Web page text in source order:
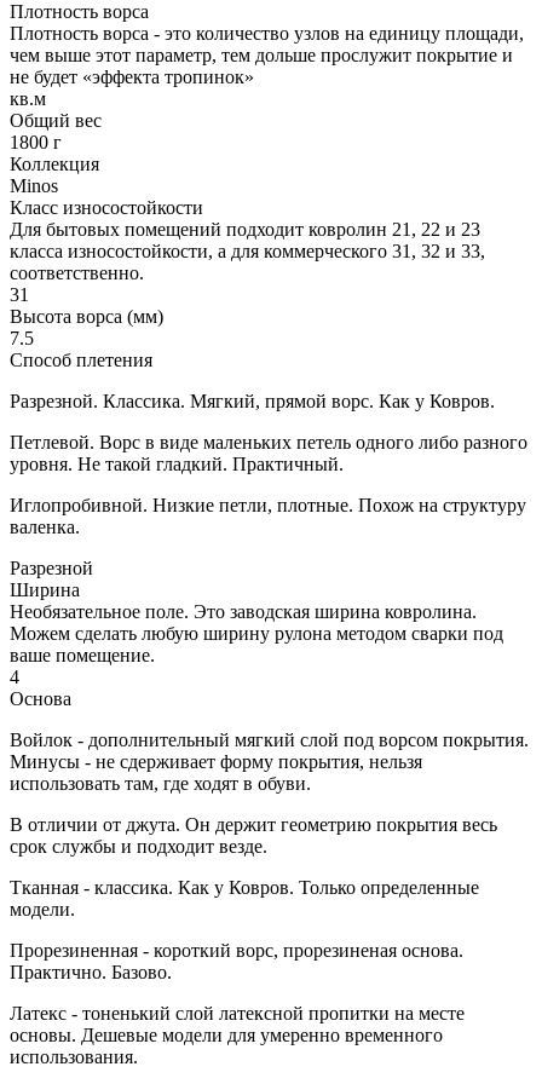
Плотность ворса
Плотность ворса - это количество узлов на единицу площади,
чем выше этот параметр, тем дольше прослужит покрытие и
не будет «эффекта тропинок»
кв.м
Общий вес
1800 г
Коллекция
Minos
Класс износостойкости
Для бытовых помещений подходит ковролин 21, 22 и 23
класса износостойкости, а для коммерческого 31, 32 и 33,
соответственно.
31
Высота ворса (мм)
7.5
Способ плетения
Разрезной. Классика. Мягкий, прямой ворс. Как у Ковров.
Петлевой. Ворс в виде маленьких петель одного либо разного
уровня. Не такой гладкий. Практичный.
Иглопробивной. Низкие петли, плотные. Похож на структуру
валенка.
Разрезной
Ширина
Необязательное поле. Это заводская ширина ковролина.
Можем сделать любую ширину рулона методом сварки под
ваше помещение.
4
Основа
Войлок - дополнительный мягкий слой под ворсом покрытия.
Минусы - не сдерживает форму покрытия, нельзя
использовать там, где ходят в обуви.
В отличии от джута. Он держит геометрию покрытия весь
срок службы и подходит везде.
Тканная - классика. Как у Ковров. Только определенные
модели.
Прорезиненная - короткий ворс, прорезиненая основа.
Практично. Базово.
Латекс - тоненький слой латексной пропитки на месте
основы. Дешевые модели для умеренно временного
использования.